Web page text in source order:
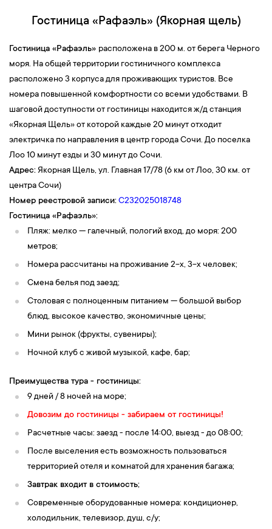
Гостиница «Рафаэль» (Якорная щель)
Гостиница «Рафаэль» расположена в 200 м. от берега Черного
моря. На общей территории гостиничного комплекса
расположено 3 корпуса для проживающих туристов. Все
номера повышенной комфортности со всеми удобствами. В
шаговой доступности от гостиницы находится ж/д станция
«Якорная Щель» от которой каждые 20 минут отходит
электричка по направления в центр города Сочи. До поселка
Лоо 10 минут езды и 30 минут до Сочи.
Адрес:Якорная Щель, ул. Главная 17/78 (6 км от Лоо, 30 км. от
центра Сочи)
Номер реестровой записи:С232025018748
Гостиница «Рафаэль»:
Пляж: мелко — галечный, пологий вход, до моря: 200
метров;
Номера рассчитаны на проживание 2-х, 3-х человек;
Смена белья под заезд;
Столовая с полноценным питанием — большой выбор
блюд, высокое качество, экономичные цены;
Мини рынок (фрукты, сувениры);
Ночной клуб с живой музыкой, кафе, бар;
Преимущества тура - гостиницы:
9 дней / 8 ночей на море;
Довозим до гостиницы - забираем от гостиницы!
Расчетные часы: заезд - после 14:00, выезд - до 08:00;
После выселения есть возможность пользоваться
территорией отеля и комнатой для хранения багажа;
Завтрак входит в стоимость;
Современные оборудованные номера: кондиционер,
холодильник, телевизор, душ, с/у;